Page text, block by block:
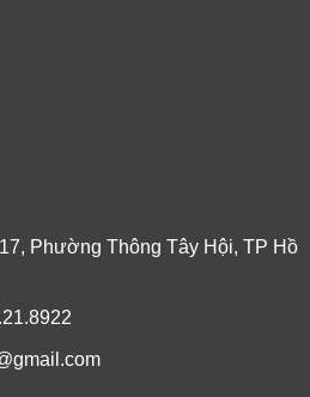
Phường Thông Tây Hội, TP Hồ